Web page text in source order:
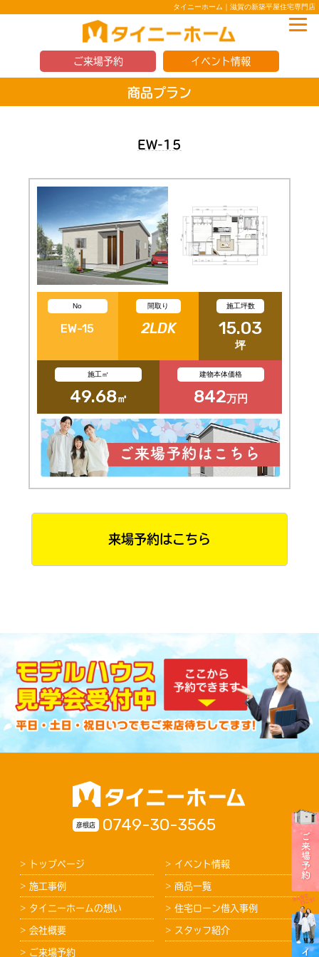
タイニーホーム｜滋賀の新築平屋住宅専門店
ご来場予約 イベント情報
商品プラン
EW-15
No
EW-15
間取り
2LDK
施工坪数
15.03
坪
施工㎡
49.68㎡
建物本体価格
842万円
来場予約はこちら
彦根店 0749-30-3565
トップページ イベント情報
施工事例 商品一覧
タイニーホームの想い 住宅ローン借入事例
会社概要 スタッフ紹介
ご来場予約